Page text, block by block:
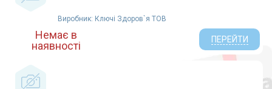
Виробник: Ключі Здоров`я ТОВ
Немає в
наявності
ПЕРЕЙТИ